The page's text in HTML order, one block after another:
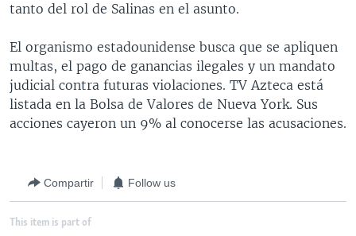
CIENCIA Y SALUD
VISIÓN 360
PANORAMA
AUDIONOTICIAS
ESTADOS UNIDOS AL DÍA
EL MUNDO AL DÍA [RADIO]
FORO [RADIO]
NOTA ECONÓMICA
DOCUMENTALES DE LA VOA
Learning English
SÍGANOS
tanto del rol de Salinas en el asunto.
El organismo estadounidense busca que se apliquen
multas, el pago de ganancias ilegales y un mandato
judicial contra futuras violaciones. TV Azteca está
listada en la Bolsa de Valores de Nueva York. Sus
acciones cayeron un 9% al conocerse las acusaciones.
Compartir Follow us
This item is part of